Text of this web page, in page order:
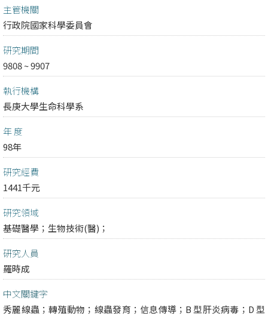
主管機關
行政院國家科學委員會
研究期間
9808 ~ 9907
執行機構
長庚大學生命科學系
年 度
98年
研究經費
1441千元
研究領域
基礎醫學； 生物技術(醫)；
研究人員
羅時成
中文關鍵字
秀麗線蟲；轉殖動物；線蟲發育；信息傳導；B 型肝炎病毒；D 型